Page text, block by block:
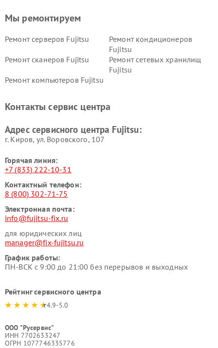
Мы ремонтируем
Ремонт серверов Fujitsu
Ремонт кондиционеров
Fujitsu
Ремонт сканеров Fujitsu
Ремонт сетевых хранилищ
Fujitsu
Ремонт компьютеров Fujitsu
Контакты сервис центра
Адрес сервисного центра Fujitsu:
г. Киров, ул. Воровского, 107
Горячая линия:
+7 (833) 222-10-31
Контактный телефон:
8 (800) 302-71-75
Электронная почта:
info@fujitsu-fix.ru
для юридических лиц
manager@fix-fujitsu.ru
График работы:
ПН-ВСК с 9:00 до 21:00 без перерывов и выходных
Рейтинг сервисного центра
4.9-5.0
ООО "Русервис"
ИНН 7702633247
ОГРН 1077746335776